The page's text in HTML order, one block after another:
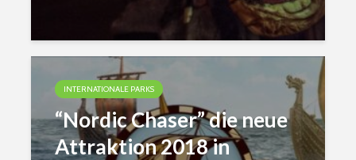
INTERNATIONALE PARKS
“Nordic Chaser” die neue
Attraktion 2018 in